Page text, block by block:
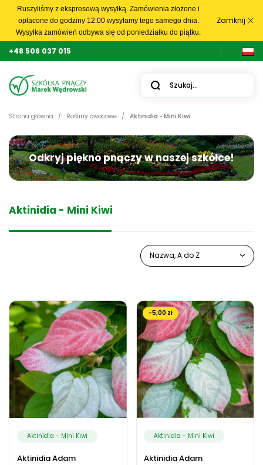
Ruszyliśmy z ekspresową wysyłką. Zamówienia złożone i
opłacone do godziny 12:00 wysyłamy tego samego dnia.
Wysyłka zamówień odbywa się od poniedziałku do piątku.
Zamknij
+48 506 037 015
Strona główna Rośliny owocowe Aktinidia - Mini Kiwi
Odkryj piękno pnączy w naszej szkółce!
Aktinidia - Mini Kiwi
Nazwa, A do Z
Aktinidia - Mini Kiwi
Aktinidia Adam
Aktinidia - Mini Kiwi
Aktinidia Adam
-5,00 zł